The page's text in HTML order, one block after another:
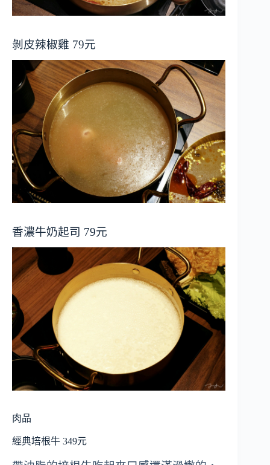
剝皮辣椒雞 79元
香濃牛奶起司 79元
肉品
經典培根牛 349元